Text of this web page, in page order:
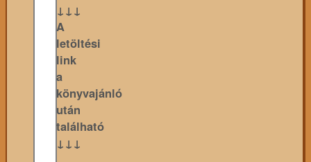
↓↓↓
A
letöltési
link
a
könyvajánló
után
található
↓↓↓